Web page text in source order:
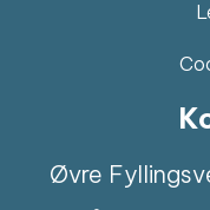
Øvre